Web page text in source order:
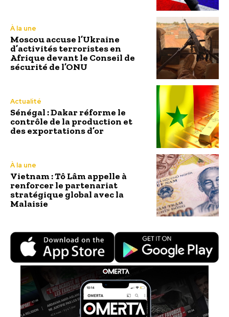
À la une
Moscou accuse l’Ukraine
d’activités terroristes en
Afrique devant le Conseil de
sécurité de l’ONU
Actualité
Sénégal : Dakar réforme le
contrôle de la production et
des exportations d’or
À la une
Vietnam : Tô Lâm appelle à
renforcer le partenariat
stratégique global avec la
Malaisie